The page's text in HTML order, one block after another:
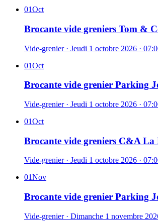
01Oct
Brocante vide greniers Tom &
Vide-grenier· Jeudi 1 octobre 2026 ·
01Oct
Brocante vide grenier Parking
Vide-grenier· Jeudi 1 octobre 2026 ·
01Oct
Brocante vide greniers C&A La
Vide-grenier· Jeudi 1 octobre 2026 ·
01Nov
Brocante vide grenier Parking
Vide-grenier· Dimanche 1 novembre